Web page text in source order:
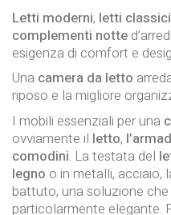
Letti moderni, letti classici
complementi notte
esigenza di comfort e
Una camera da letto
riposo e la migliore
I mobili essenziali per una
ovviamente il letto,
comodini. La testata del
legno o in metalli, acciaio,
battuto, una soluzione
particolarmente elegante.